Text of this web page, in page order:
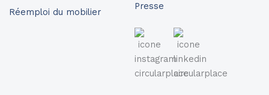
Réemploi du mobilier
Presse